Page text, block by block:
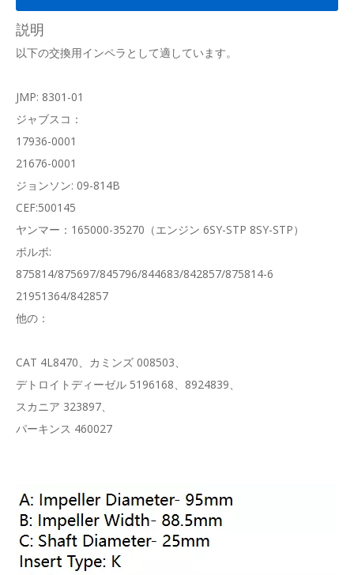
説明
以下の交換用インペラとして適しています。
JMP: 8301-01
ジャブスコ：
17936-0001
21676-0001
ジョンソン: 09-814B
CEF:500145
ヤンマー：165000-35270（エンジン 6SY-STP 8SY-STP）
ボルボ:
875814/875697/845796/844683/842857/875814-6
21951364/842857
他の：
CAT 4L8470、カミンズ 008503、
デトロイトディーゼル 5196168、8924839、
スカニア 323897、
パーキンス 460027